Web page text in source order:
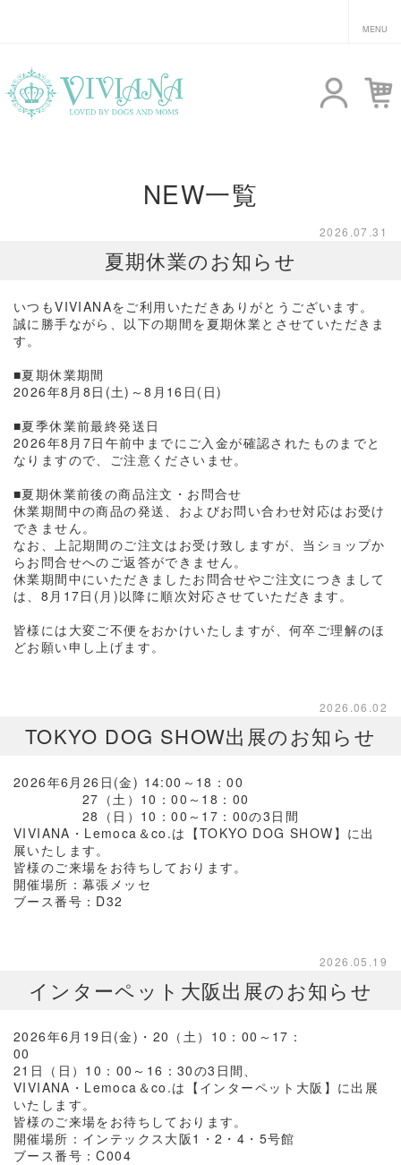
NEW一覧
2026.07.31
夏期休業のお知らせ
いつもVIVIANAをご利用いただきありがとうございます。
誠に勝手ながら、以下の期間を夏期休業とさせていただきま
す。
■夏期休業期間
2026年8月8日(土)～8月16日(日)
■夏季休業前最終発送日
2026年8月7日午前中までにご入金が確認されたものまでと
なりますので、ご注意くださいませ。
■夏期休業前後の商品注文・お問合せ
休業期間中の商品の発送、およびお問い合わせ対応はお受け
できません。
なお、上記期間のご注文はお受け致しますが、当ショップか
らお問合せへのご返答ができません。
休業期間中にいただきましたお問合せやご注文につきまして
は、8月17日(月)以降に順次対応させていただきます。
皆様には大変ご不便をおかけいたしますが、何卒ご理解のほ
どお願い申し上げます。
2026.06.02
TOKYO DOG SHOW出展のお知らせ
2026年6月26日(金) 14:00～18：00
27（土）10：00～18：00
28（日）10：00～17：00の3日間
VIVIANA・Lemoca＆co.は【TOKYO DOG SHOW】に出
展いたします。
皆様のご来場をお待ちしております。
開催場所：幕張メッセ
ブース番号：D32
2026.05.19
インターペット大阪出展のお知らせ
2026年6月19日(金)・20（土）10：00～17：
00
21日（日）10：00～16：30の3日間、
VIVIANA・Lemoca＆co.は【インターペット大阪】に出展
いたします。
皆様のご来場をお待ちしております。
開催場所：インテックス大阪1・2・4・5号館
ブース番号：C004